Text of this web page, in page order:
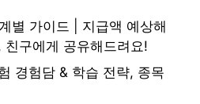
별 가이드 | 지급액 예상해
구에게 공유해드려요!
경험담 & 학습 전략, 종목